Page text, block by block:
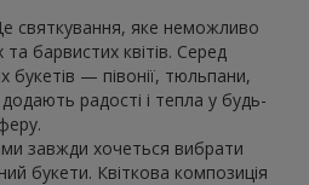
святкування, яке неможливо
барвистих квітів. Серед
букетів — півонії, тюльпани,
додають радості і тепла у будь-
завжди хочеться вибрати
букети. Квіткова композиція